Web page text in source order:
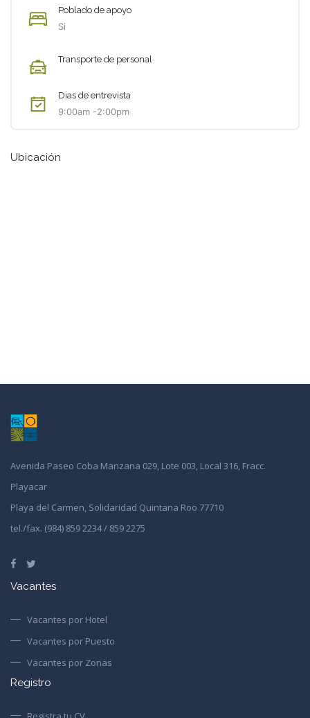
Poblado de apoyo
Si
Transporte de personal
Dias de entrevista
9:00am -2:00pm
Ubicación
Avenida Paseo Coba Manzana 029, Lote 003, Local 316, Fracc.
Playacar
Playa del Carmen, Solidaridad Quintana Roo 77710
tel./fax. (984) 859 2234 / 859 2275
Vacantes
Vacantes por Hotel
Vacantes por Puesto
Vacantes por Zonas
Registro